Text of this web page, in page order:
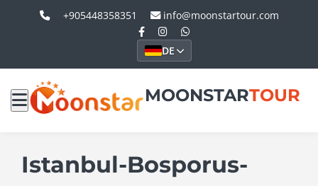
+905448358351 info@moonstartour.com
DE
MOONSTARTOUR
Istanbul-Bosporus-